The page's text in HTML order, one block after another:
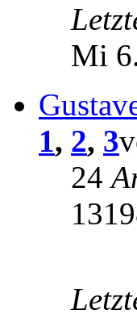
Mi
1, 2, 3
24